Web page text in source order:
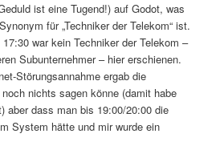
ist eine Tugend!) auf Godot, was
für „Techniker der Telekom“ ist.
war kein Techniker der Telekom –
Subunternehmer – hier erschienen.
Störungsannahme ergab die
nichts sagen könne (damit habe
aber dass man bis 19:00/20:00 die
System hätte und mir wurde ein